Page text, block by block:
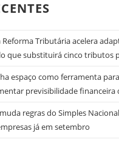
Tributária acelera
que substituirá cinco tributos
espaço como ferramenta
previsibilidade financeira
regras do Simples
já em setembro